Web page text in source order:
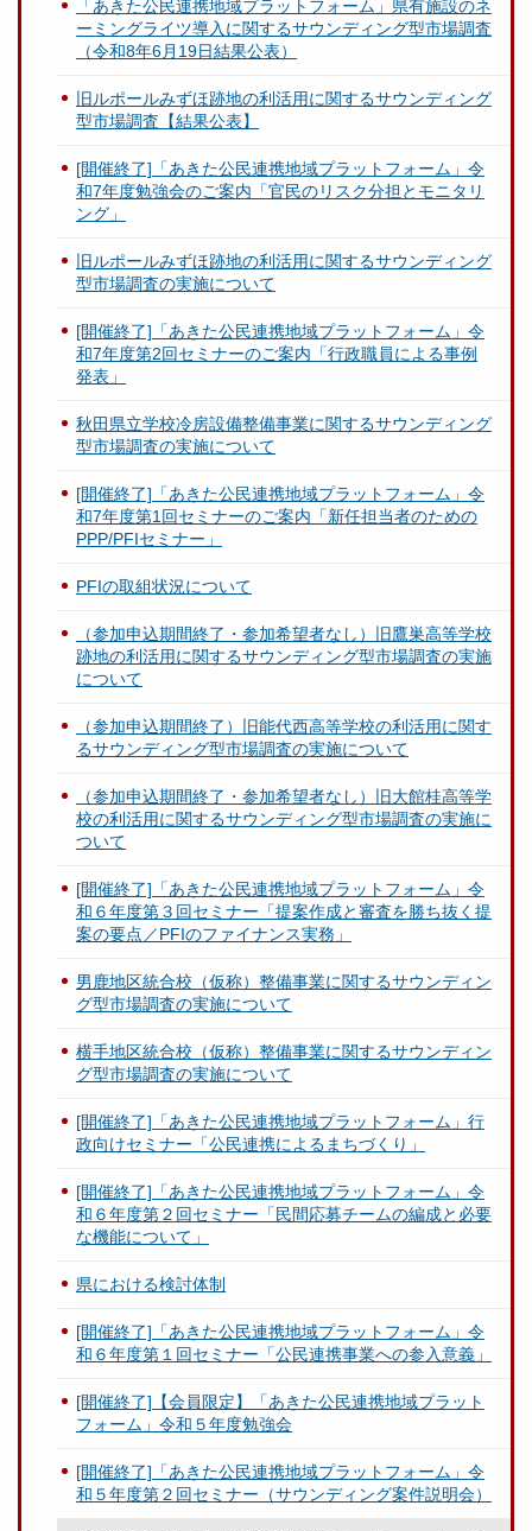
「あきた公民連携地域プラットフォーム」県有施設のネ
ーミングライツ導入に関するサウンディング型市場調査
（令和8年6月19日結果公表）
旧ルポールみずほ跡地の利活用に関するサウンディング
型市場調査【結果公表】
[開催終了]「あきた公民連携地域プラットフォーム」令
和7年度勉強会のご案内「官民のリスク分担とモニタリ
ング」
旧ルポールみずほ跡地の利活用に関するサウンディング
型市場調査の実施について
[開催終了]「あきた公民連携地域プラットフォーム」令
和7年度第2回セミナーのご案内「行政職員による事例
発表」
秋田県立学校冷房設備整備事業に関するサウンディング
型市場調査の実施について
[開催終了]「あきた公民連携地域プラットフォーム」令
和7年度第1回セミナーのご案内「新任担当者のための
PPP/PFIセミナー」
PFIの取組状況について
（参加申込期間終了・参加希望者なし）旧鷹巣高等学校
跡地の利活用に関するサウンディング型市場調査の実施
について
（参加申込期間終了）旧能代西高等学校の利活用に関す
るサウンディング型市場調査の実施について
（参加申込期間終了・参加希望者なし）旧大館桂高等学
校の利活用に関するサウンディング型市場調査の実施に
ついて
[開催終了]「あきた公民連携地域プラットフォーム」令
和６年度第３回セミナー「提案作成と審査を勝ち抜く提
案の要点／PFIのファイナンス実務」
男鹿地区統合校（仮称）整備事業に関するサウンディン
グ型市場調査の実施について
横手地区統合校（仮称）整備事業に関するサウンディン
グ型市場調査の実施について
[開催終了]「あきた公民連携地域プラットフォーム」行
政向けセミナー「公民連携によるまちづくり」
[開催終了]「あきた公民連携地域プラットフォーム」令
和６年度第２回セミナー「民間応募チームの編成と必要
な機能について」
県における検討体制
[開催終了]「あきた公民連携地域プラットフォーム」令
和６年度第１回セミナー「公民連携事業への参入意義」
[開催終了]【会員限定】「あきた公民連携地域プラット
フォーム」令和５年度勉強会
[開催終了]「あきた公民連携地域プラットフォーム」令
和５年度第２回セミナー（サウンディング案件説明会）